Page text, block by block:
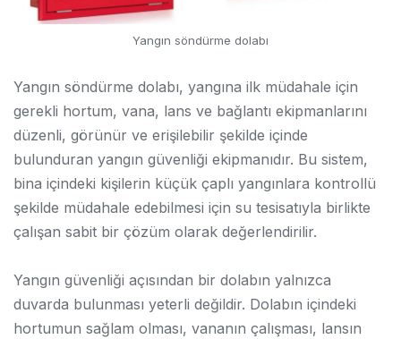
Yangın söndürme dolabı
Yangın söndürme dolabı, yangına ilk müdahale için
gerekli hortum, vana, lans ve bağlantı ekipmanlarını
düzenli, görünür ve erişilebilir şekilde içinde
bulunduran yangın güvenliği ekipmanıdır. Bu sistem,
bina içindeki kişilerin küçük çaplı yangınlara kontrollü
şekilde müdahale edebilmesi için su tesisatıyla birlikte
çalışan sabit bir çözüm olarak değerlendirilir.
Yangın güvenliği açısından bir dolabın yalnızca
duvarda bulunması yeterli değildir. Dolabın içindeki
hortumun sağlam olması, vananın çalışması, lansın